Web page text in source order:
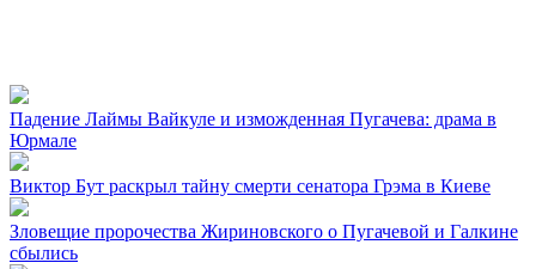
Падение Лаймы Вайкуле и изможденная Пугачева: драма в
Юрмале
Виктор Бут раскрыл тайну смерти сенатора Грэма в Киеве
Зловещие пророчества Жириновского о Пугачевой и Галкине
сбылись